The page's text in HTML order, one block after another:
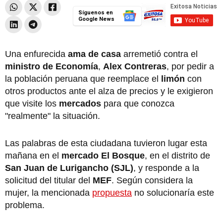
Síguenos en
Google News
Una enfurecida ama de casa arremetió contra el
ministro de Economía, Alex Contreras, por pedir a
la población peruana que reemplace el limón con
otros productos ante el alza de precios y le exigieron
que visite los mercados para que conozca
"realmente" la situación.
Las palabras de esta ciudadana tuvieron lugar esta
mañana en el mercado El Bosque, en el distrito de
San Juan de Lurigancho (SJL), y responde a la
solicitud del titular del MEF. Según considera la
mujer, la mencionada propuesta no solucionaría este
problema.